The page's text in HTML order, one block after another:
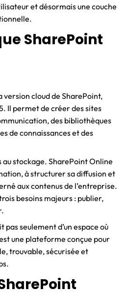
et désormais une couche
SharePoint
version cloud de SharePoint,
Il permet de créer des sites
des bibliothèques
de connaissances et des
au stockage. SharePoint Online
à structurer sa diffusion et
aux contenus de l’entreprise.
besoins majeurs : publier,
pas seulement d’un espace où
une plateforme conçue pour
trouvable, sécurisée et